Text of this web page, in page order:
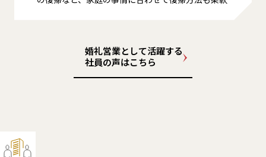
婚礼営業として活躍する
社員の声はこちら